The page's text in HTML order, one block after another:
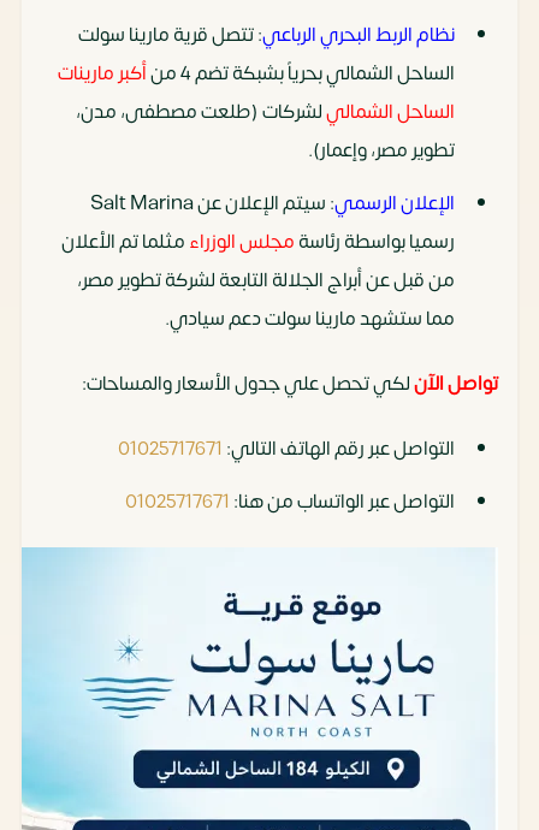
نظام الربط البحري الرباعي: تتصل قرية مارينا سولت
الساحل الشمالي بحرياً بشبكة تضم 4 من
أكبر مارينات
الساحل الشماليلشركات (طلعت مصطفى، مدن،
تطوير مصر، وإعمار).
الإعلان الرسمي
: سيتم الإعلان عن Salt Marina
رسميا بواسطة رئاسةمجلس الوزراءمثلما تم الأعلان
من قبل عن أبراج الجلالة التابعة لشركة تطوير مصر،
مما ستشهد مارينا سولت دعم سيادي.
تواصل الآنلكي تحصل علي جدول الأسعار والمساحات:
التواصل عبر رقم الهاتف التالي: 01025717671
التواصل عبر الواتساب من هنا: 01025717671